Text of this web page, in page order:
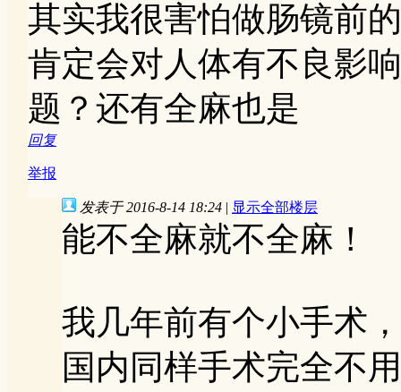
其实我很害怕做肠镜前
肯定会对人体有不良影
题？还有全麻也是
回复
举报
发表于 2016-8-14 18:24 | 显示全部楼层
能不全麻就不全麻！
我几年前有个小手术
国内同样手术完全不